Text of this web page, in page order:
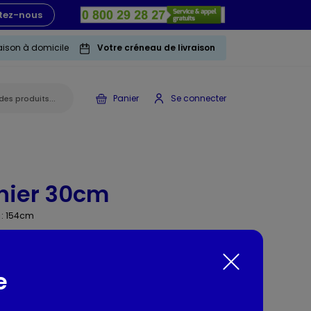
nous
à domicile Votre créneau de livraison
Panier Se connecter
30cm
154cm